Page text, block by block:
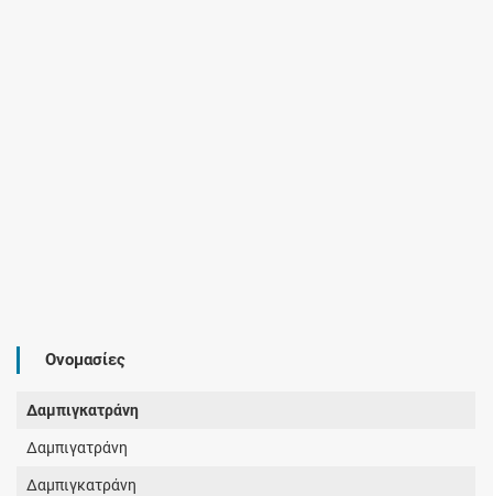
Ονομασίες
Δαμπιγκατράνη
Δαμπιγατράνη
Δαμπιγκατράνη